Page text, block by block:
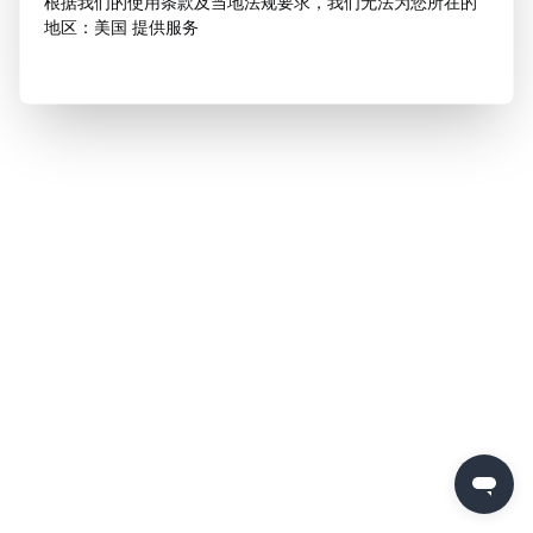
地区：美国 提供服务